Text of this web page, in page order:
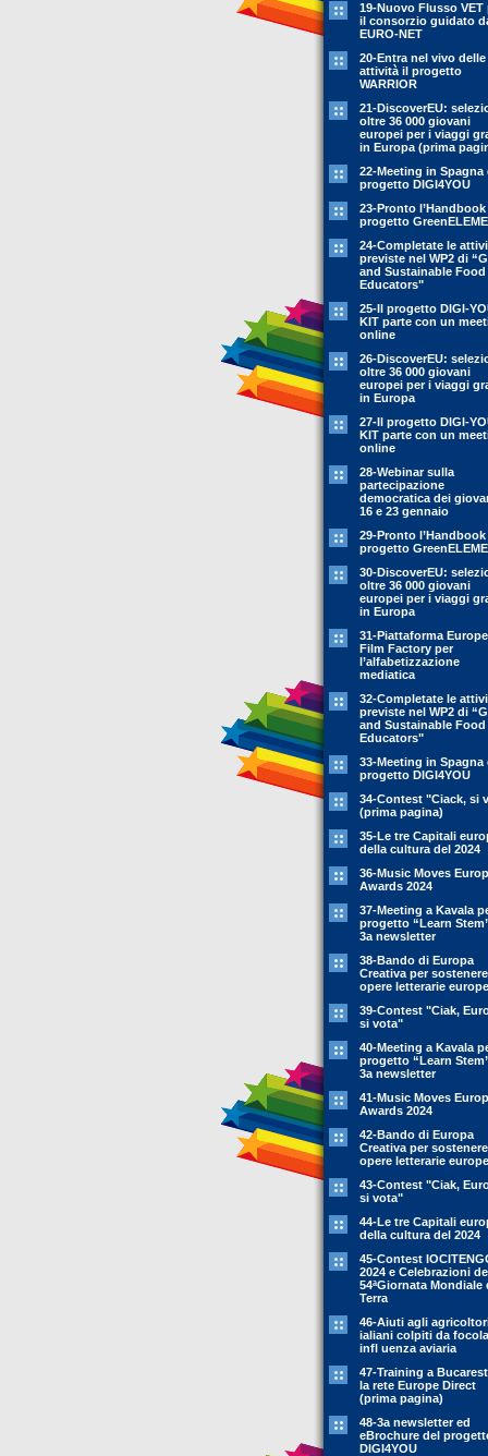
19-Nuovo Flusso VET
il consorzio guidato
EURO-NET
20-Entra nel vivo delle
attività il progetto
WARRIOR
21-DiscoverEU:
oltre 36 000 giovani
europei per i viaggi
in Europa (prima
22-Meeting in Spagna
progetto DIGI4YOU
23-Pronto
progetto
24-Completate le
previste nel WP2 di
and Sustainable Food
Educators"
25-Il progetto DIGI-
KIT parte con un
online
26-DiscoverEU:
oltre 36 000 giovani
europei per i viaggi
in Europa
27-Il progetto DIGI-
KIT parte con un
online
28-Webinar sulla
partecipazione
democratica dei
16 e 23 gennaio
29-Pronto
progetto
30-DiscoverEU:
oltre 36 000 giovani
europei per i viaggi
in Europa
31-Piattaforma
Film Factory per
l’alfabetizzazione
mediatica
32-Completate le
previste nel WP2 di
and Sustainable Food
Educators"
33-Meeting in Spagna
progetto DIGI4YOU
34-Contest "Ciack, si
(prima pagina)
35-Le tre Capitali
della cultura del 2024
36-Music Moves
Awards 2024
37-Meeting a Kavala
progetto “Learn
3a newsletter
38-Bando di Europa
Creativa per
opere letterarie
39-Contest "Ciak,
si vota"
40-Meeting a Kavala
progetto “Learn
3a newsletter
41-Music Moves
Awards 2024
42-Bando di Europa
Creativa per
opere letterarie
43-Contest "Ciak,
si vota"
44-Le tre Capitali
della cultura del 2024
45-Contest
2024 e Celebrazioni
54ªGiornata Mondiale
Terra
46-Aiuti agli
ialiani colpiti da
infl uenza aviaria
47-Training a
la rete Europe Direct
(prima pagina)
48-3a newsletter ed
eBrochure del
DIGI4YOU